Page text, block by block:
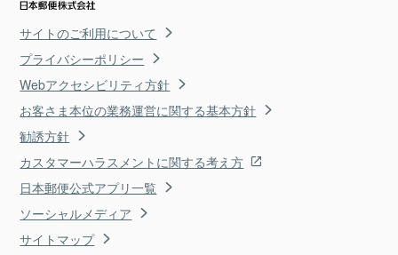
サイトのご利用について
プライバシーポリシー
Webアクセシビリティ方針
お客さま本位の業務運営に関する基本方針
勧誘方針
カスタマーハラスメントに関する考え方
日本郵便公式アプリ一覧
ソーシャルメディア
サイトマップ